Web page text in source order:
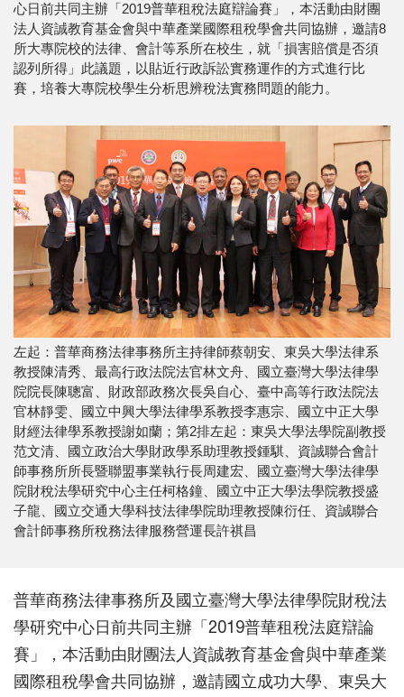
心日前共同主辦「2019普華租稅法庭辯論賽」，本活動由財團
法人資誠教育基金會與中華產業國際租稅學會共同協辦，邀請8
所大專院校的法律、會計等系所在校生，就「損害賠償是否須
認列所得」此議題，以貼近行政訴訟實務運作的方式進行比
賽，培養大專院校學生分析思辨稅法實務問題的能力。
左起：普華商務法律事務所主持律師蔡朝安、東吳大學法律系
教授陳清秀、最高行政法院法官林文舟、國立臺灣大學法律學
院院長陳聰富、財政部政務次長吳自心、臺中高等行政法院法
官林靜雯、國立中興大學法律學系教授李惠宗、國立中正大學
財經法律學系教授謝如蘭；第2排左起：東吳大學法學院副教授
范文清、國立政治大學財政學系助理教授鍾騏、資誠聯合會計
師事務所所長暨聯盟事業執行長周建宏、國立臺灣大學法律學
院財稅法學研究中心主任柯格鐘、國立中正大學法學院教授盛
子龍、國立交通大學科技法律學院助理教授陳衍任、資誠聯合
會計師事務所稅務法律服務營運長許祺昌
普華商務法律事務所及國立臺灣大學法律學院財稅法
學研究中心日前共同主辦「2019普華租稅法庭辯論
賽」，本活動由財團法人資誠教育基金會與中華產業
國際租稅學會共同協辦，邀請國立成功大學、東吳大